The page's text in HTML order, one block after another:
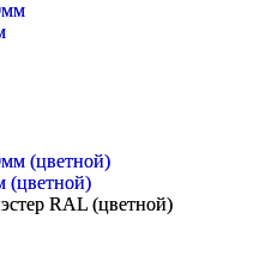
(цветной)
RAL (цветной)